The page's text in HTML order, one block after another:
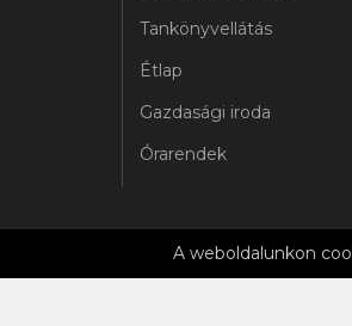
A weboldalunkon
Tankönyvellátás
Étlap
Gazdasági iroda
Órarendek